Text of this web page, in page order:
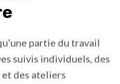
partie du travail
suivis individuels, des
des ateliers